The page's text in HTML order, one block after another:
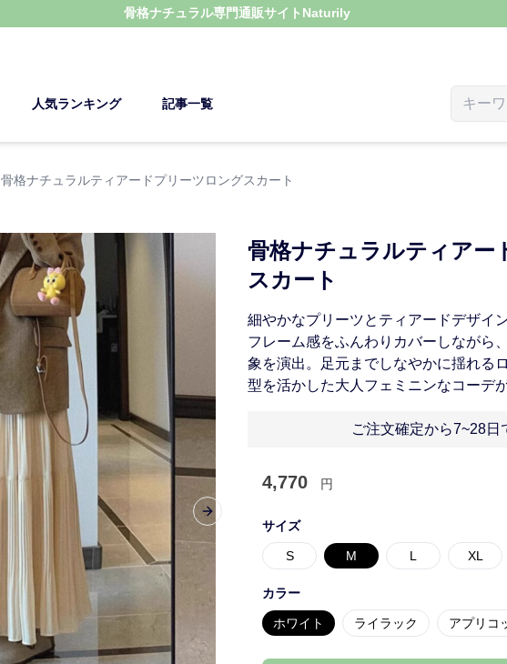
骨格ナチュラル専門通販サイト Naturily
人気ランキング 記事一覧
骨格ナチュラルティアードプリーツロングスカート
Next slide
骨格ナチュラルティアー
スカート
細やかなプリーツとティアードデザイ
フレーム感をふんわりカバーしながら
象を演出。足元までしなやかに揺れる
型を活かした大人フェミニンなコーデ
ご注文確定から7~28日
4,770 円
サイズ
S M L XL
カラー
ホワイト ライラック アプリコ